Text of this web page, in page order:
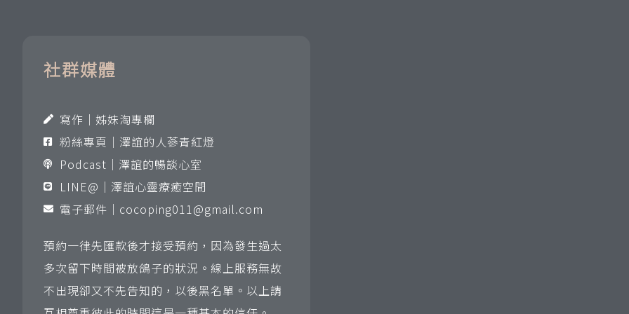
社群媒體
寫作｜姊妹淘專欄
粉絲專頁｜澤誼的人蔘青紅燈
Podcast｜澤誼的暢談心室
LINE@｜澤誼心靈療癒空間
電子郵件｜ cocoping011@gmail.com
預約一律先匯款後才接受預約，因為發生過太
多次留下時間被放鴿子的狀況。線上服務無故
不出現卻又不先告知的，以後黑名單。以上請